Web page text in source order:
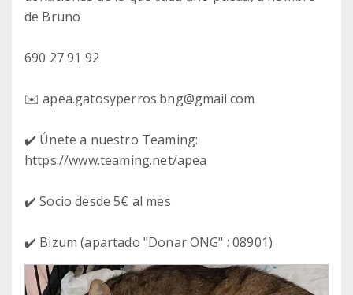
de Bruno
690 27 91 92
✉️ apea.gatosyperros.bng@gmail.com
✔️ Únete a nuestro Teaming:
https://www.teaming.net/apea
✔️ Socio desde 5€ al mes
✔️ Bizum (apartado "Donar ONG" : 08901)